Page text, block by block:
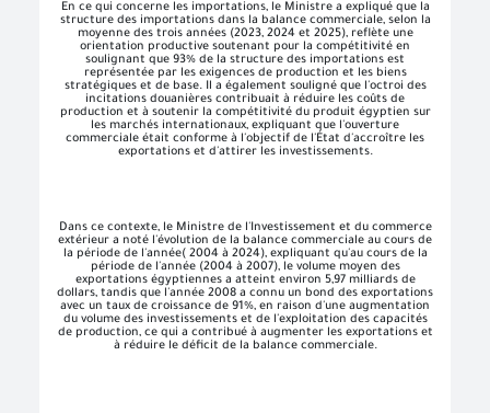
En ce qui concerne les importations, le Ministre a expliqué que la
structure des importations dans la balance commerciale, selon la
moyenne des trois années (2023, 2024 et 2025), reflète une
orientation productive soutenant pour la compétitivité en
soulignant que 93% de la structure des importations est
représentée par les exigences de production et les biens
stratégiques et de base. Il a également souligné que l'octroi des
incitations douanières contribuait à réduire les coûts de
production et à soutenir la compétitivité du produit égyptien sur
les marchés internationaux, expliquant que l'ouverture
commerciale était conforme à l'objectif de l'État d'accroître les
exportations et d'attirer les investissements.
Dans ce contexte, le Ministre de l'Investissement et du commerce
extérieur a noté l'évolution de la balance commerciale au cours de
la période de l'année( 2004 à 2024), expliquant qu'au cours de la
période de l'année (2004 à 2007), le volume moyen des
exportations égyptiennes a atteint environ 5,97 milliards de
dollars, tandis que l'année 2008 a connu un bond des exportations
avec un taux de croissance de 91%, en raison d'une augmentation
du volume des investissements et de l'exploitation des capacités
de production, ce qui a contribué à augmenter les exportations et
à réduire le déficit de la balance commerciale.